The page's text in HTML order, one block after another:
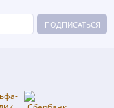
ПОДПИСАТЬСЯ